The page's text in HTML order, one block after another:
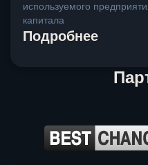
используемого
капитала
Подробнее